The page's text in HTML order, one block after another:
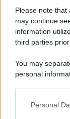
Please note that
may continue
information
third parties
You may
personal
ThisPersonal
è